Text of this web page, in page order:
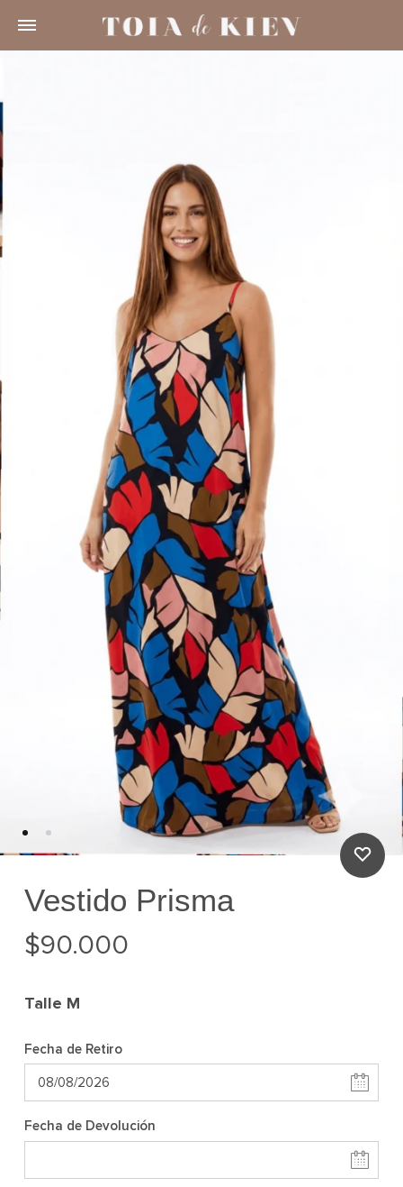
Vestido Prisma
$90.000
Talle M
Fecha de Retiro
Fecha de Devolución